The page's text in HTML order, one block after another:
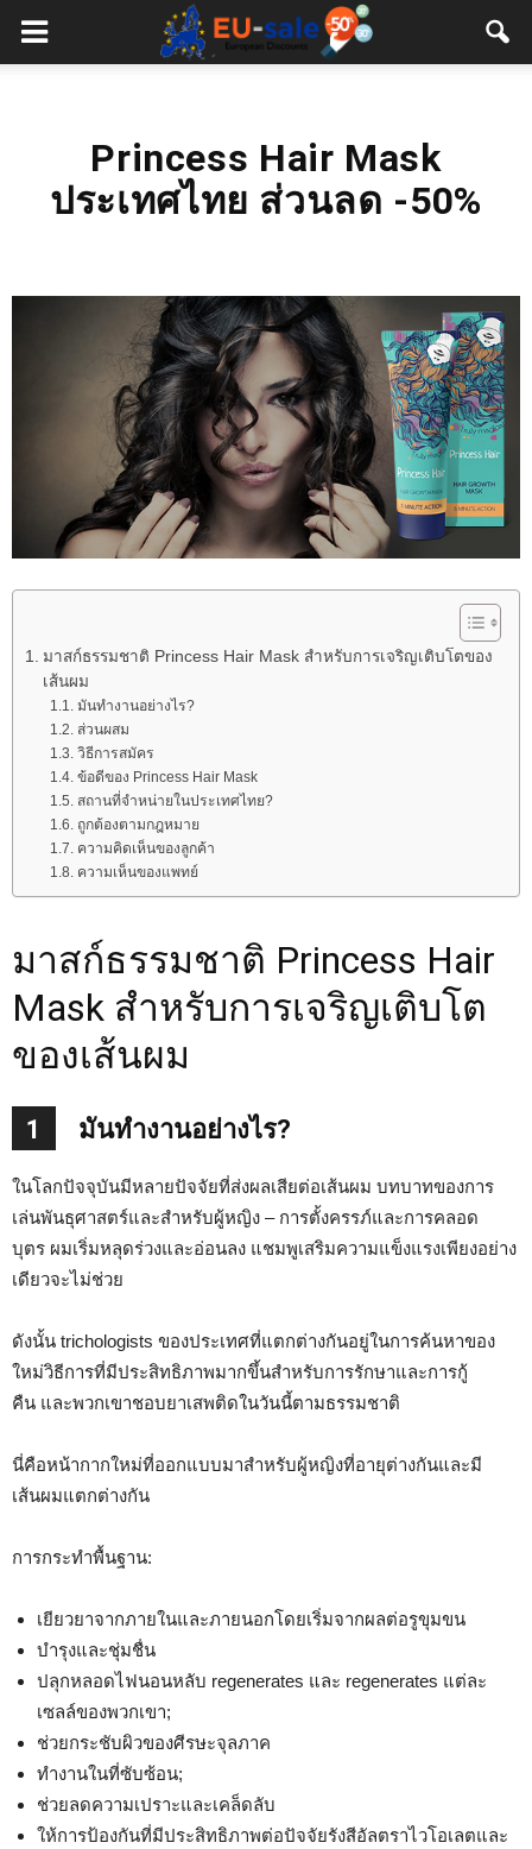
European
Princess Hair Mask
ประเทศไทย ส่วนลด -50%
มาสก์ธรรมชาติ Princess Hair Mask สำหรับการเจริญเติบโตของ
เส้นผม
มันทำงานอย่างไร?
ส่วนผสม
วิธีการสมัคร
ข้อดีของ Princess Hair Mask
สถานที่จำหน่ายในประเทศไทย?
ถูกต้องตามกฎหมาย
ความคิดเห็นของลูกค้า
ความเห็นของแพทย์
มาสก์ธรรมชาติ Princess Hair
Mask สำหรับการเจริญเติบโต
ของเส้นผม
1 มันทำงานอย่างไร?
ในโลกปัจจุบันมีหลายปัจจัยที่ส่งผลเสียต่อเส้นผม บทบาทของการ
เล่นพันธุศาสตร์และสำหรับผู้หญิง – การตั้งครรภ์และการคลอด
บุตร ผมเริ่มหลุดร่วงและอ่อนลง แชมพูเสริมความแข็งแรงเพียงอย่าง
เดียวจะไม่ช่วย
ดังนั้น trichologists ของประเทศที่แตกต่างกันอยู่ในการค้นหาของ
ใหม่วิธีการที่มีประสิทธิภาพมากขึ้นสำหรับการรักษาและการกู้
คืน และพวกเขาชอบยาเสพติดในวันนี้ตามธรรมชาติ
นี่คือหน้ากากใหม่ที่ออกแบบมาสำหรับผู้หญิงที่อายุต่างกันและมี
เส้นผมแตกต่างกัน
การกระทำพื้นฐาน:
เยียวยาจากภายในและภายนอกโดยเริ่มจากผลต่อรูขุมขน
บำรุงและชุ่มชื่น
ปลุกหลอดไฟนอนหลับ regenerates และ regenerates แต่ละ
เซลล์ของพวกเขา;
ช่วยกระชับผิวของศีรษะจุลภาค
ทำงานในที่ซับซ้อน;
ช่วยลดความเปราะและเคล็ดลับ
ให้การป้องกันที่มีประสิทธิภาพต่อปัจจัยรังสีอัลตราไวโอเลตและ